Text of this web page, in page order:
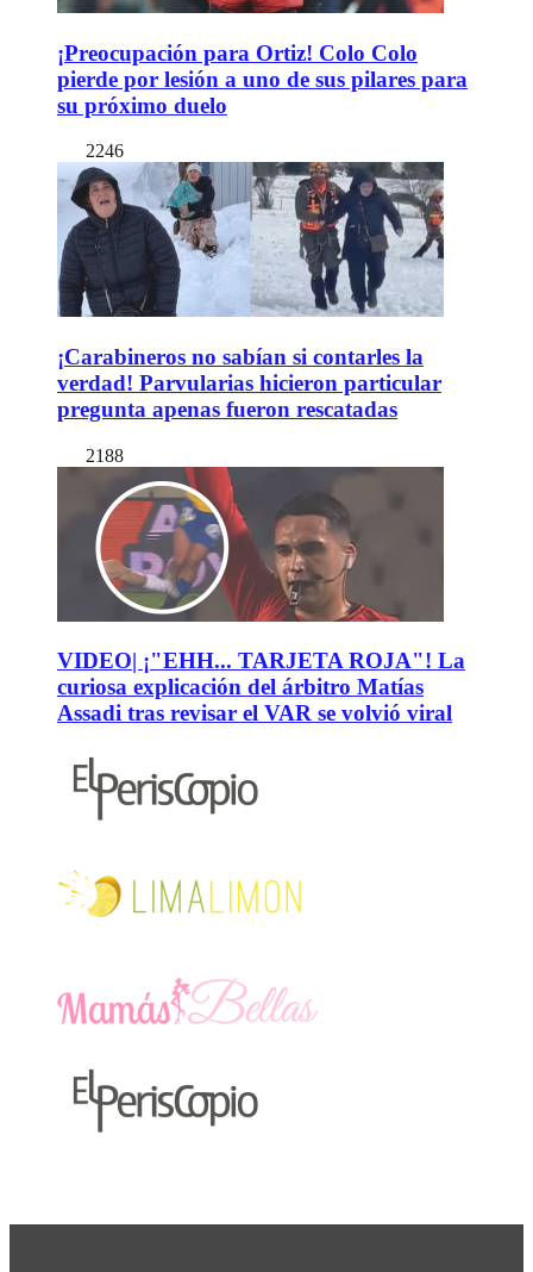
¡Preocupación para Ortiz! Colo Colo
pierde por lesión a uno de sus pilares para
su próximo duelo
2246
¡Carabineros no sabían si contarles la
verdad! Parvularias hicieron particular
pregunta apenas fueron rescatadas
2188
VIDEO| ¡"EHH... TARJETA ROJA"! La
curiosa explicación del árbitro Matías
Assadi tras revisar el VAR se volvió viral